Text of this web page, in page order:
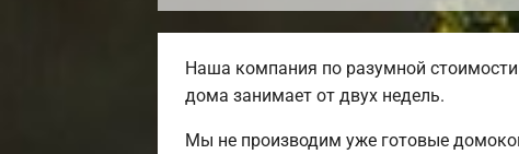
Наша компания по разумной
дома занимает от двух недель.
Мы не производим уже готовые